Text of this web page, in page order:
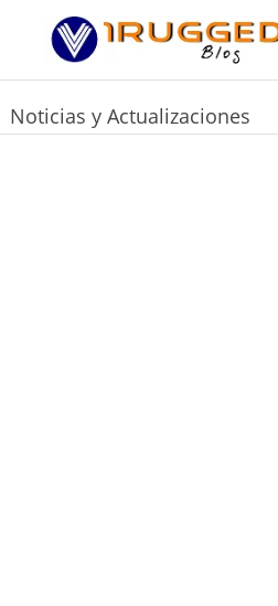
Noticias y Actualizaciones